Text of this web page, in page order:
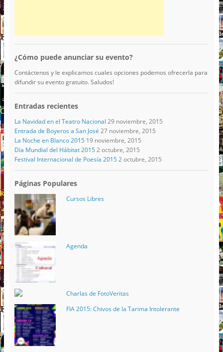
¿Cómo puede anunciar su evento?
Contáctenos y le explicamos cuales opciones podemos ofrecerla para
difundir su evento gratuito. Saludos!
Entradas recientes
La Navidad en el Teatro Nacional 29 noviembre, 2015
Entrada de Boyeros a San José 27 noviembre, 2015
La Noche en Blanco 2015 19 noviembre, 2015
Día Mundial del Hábitat 2015 2 octubre, 2015
Festival Internacional de Poesía 2015 2 octubre, 2015
Páginas Populares
Cursos Libres
Agenda
Charlas de FotoVeritas
FIA 2015: Chivos de la Tarima Intolerante